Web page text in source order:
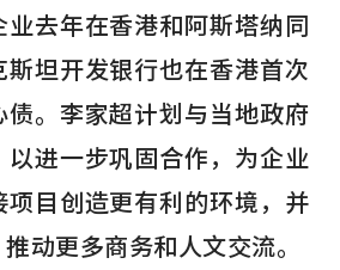
去年在香港和阿斯塔纳同
坦开发银行也在香港首次
债。李家超计划与当地政府
以进一步巩固合作，为企业
目创造更有利的环境，并
动更多商务和人文交流。